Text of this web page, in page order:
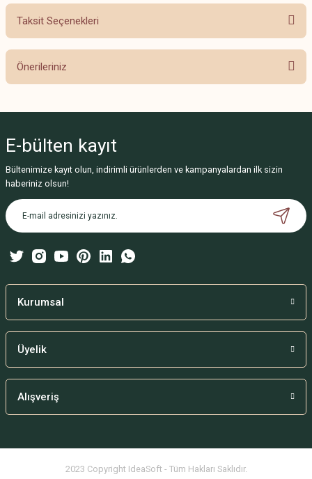
Taksit Seçenekleri
Önerileriniz
Görüş ve önerileriniz için teşekkür ederiz.
Ürün resmi kalitesiz, bozuk veya görüntülenemiyor.
Ürün açıklamasında eksik bilgiler bulunuyor.
Ürün bilgilerinde hatalar bulunuyor.
Bu ürüne benzer farklı alternatifler olmalı.
E-bülten kayıt
Bültenimize kayıt olun, indirimli ürünlerden ve kampanyalardan ilk sizin
haberiniz olsun!
Kurumsal
Üyelik
Alışveriş
2023 Copyright IdeaSoft - Tüm Hakları Saklıdır.